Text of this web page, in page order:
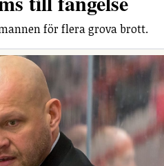
för flera grova brott.